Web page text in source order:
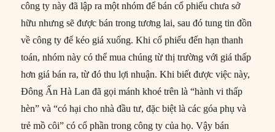
công ty này đã lập ra một nhóm để bán cổ phiếu chưa sở
hữu nhưng sẽ được bán trong tương lai, sau đó tung tin đồn
về công ty để kéo giá xuống. Khi cổ phiếu đến hạn thanh
toán, nhóm này có thể mua chúng từ thị trường với giá thấp
hơn giá bán ra, từ đó thu lợi nhuận. Khi biết được việc này,
Đông Ấn Hà Lan đã gọi mánh khoé trên là “hành vi thấp
hèn” và “có hại cho nhà đầu tư, đặc biệt là các góa phụ và
trẻ mồ côi” có cổ phần trong công ty của họ. Vậy bán